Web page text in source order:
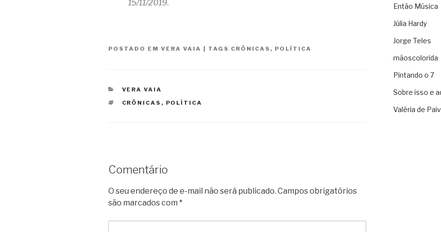
15/11/2019.
POSTADO EM VERA VAIA | TAGS CRÔNICAS , POLÍTICA
CATEGORIAS
VERA VAIA
TAGS
CRÔNICAS , POLÍTICA
Comentário
O seu endereço de e-mail não será publicado. Campos obrigatórios
são marcados com *
Então Música
Júlia Hardy
Jorge Teles
mãoscolorida
Pintando o 7
Sobre isso e
Valéria de